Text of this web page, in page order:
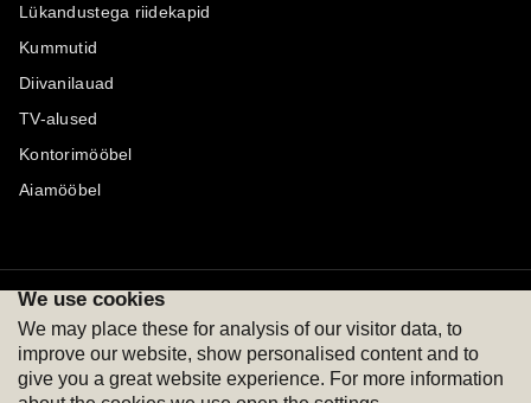
Lükandustega riidekapid
Kummutid
Diivanilauad
TV-alused
Kontorimööbel
Aiamööbel
Maksevõimalused
We use cookies
We may place these for analysis of our visitor data, to
improve our website, show personalised content and to
give you a great website experience. For more information